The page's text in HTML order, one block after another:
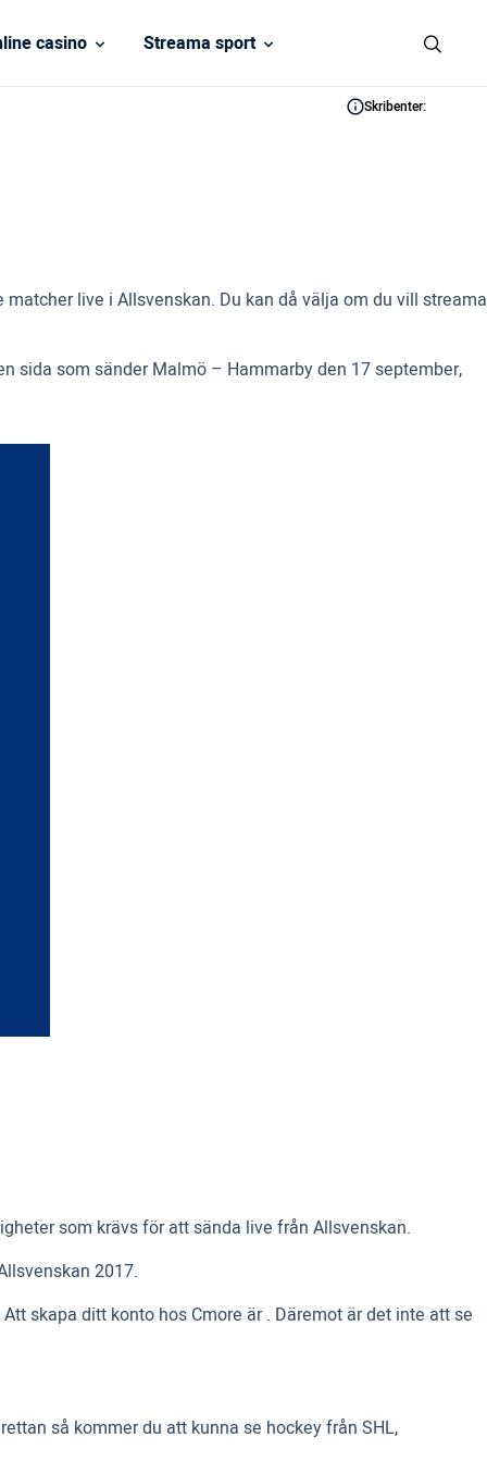
casino Streama sport
Skribenter:
live i Allsvenskan. Du kan då välja om du vill streama
sida som sänder Malmö – Hammarby den 17 september,
som krävs för att sända live från Allsvenskan.
2017.
skapa ditt konto hos Cmore är . Däremot är det inte att se
så kommer du att kunna se hockey från SHL,